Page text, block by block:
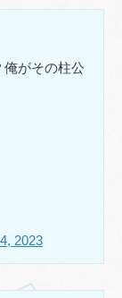
俺がその柱公
2023